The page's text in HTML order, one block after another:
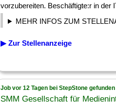
vorzubereiten. Beschäftigte:r in der
MEHR INFOS ZUM
▶ Zur Stellenanzeige
Job vor 12 Tagen bei StepStone gefunden
SMM Gesellschaft für